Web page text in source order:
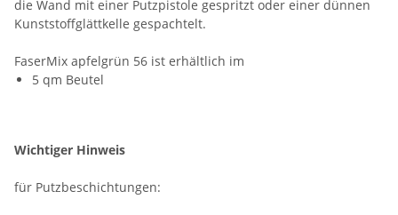
die Wand mit einer Putzpistole gespritzt oder einer dünnen
Kunststoffglättkelle gespachtelt.
FaserMix apfelgrün 56 ist erhältlich im
5 qm Beutel
Wichtiger Hinweis
für Putzbeschichtungen: